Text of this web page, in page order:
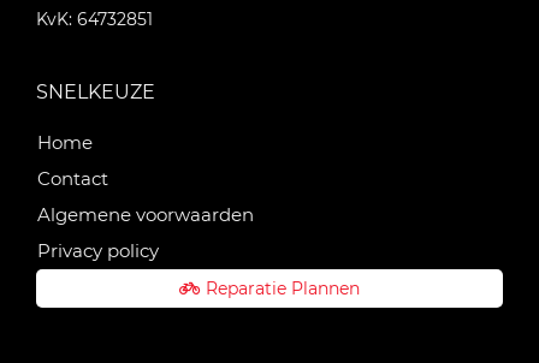
KvK: 64732851
SNELKEUZE
Home
Contact
Algemene voorwaarden
Privacy policy
Reparatie Plannen